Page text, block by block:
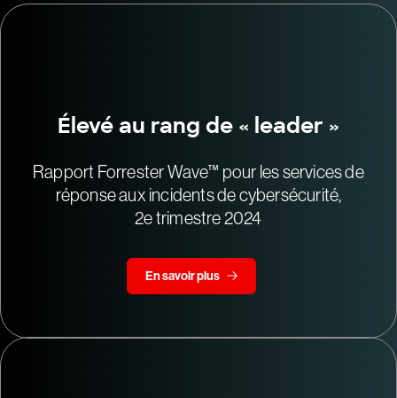
Élevé au rang de « leader »
Rapport Forrester Wave™ pour les services de
réponse aux incidents de cybersécurité,
2e trimestre 2024
En savoir plus